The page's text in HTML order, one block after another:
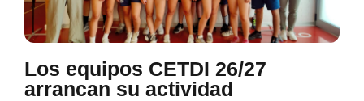
Los equipos CETDI 26/27
arrancan su actividad